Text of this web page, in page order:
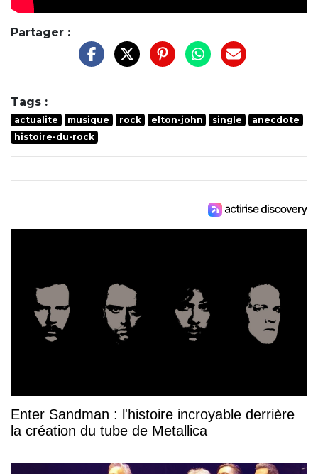
Partager :
Tags :
actualite musique rock elton-john single
anecdote
histoire-du-rock
Enter Sandman : l'histoire incroyable derrière
la création du tube de Metallica